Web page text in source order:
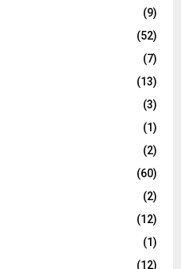
(9)
(52)
(7)
(13)
(3)
(1)
(2)
(60)
(2)
(12)
(1)
(12)